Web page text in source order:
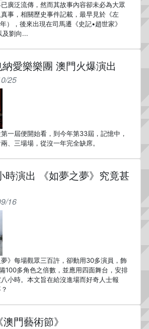
已廣泛流傳，然而其故事內容卻未必為大眾
事，相關歷史事件記載，最早見於《左
），後來出現在司馬遷《史記•趙世家》
及劉向...
愛樂樂團 澳門火爆演出
25
一屆便開始看，到今年第33屆，記憶中，
、三場場，從沒一年完全缺席。
時演出 《如夢之夢》究竟甚
16
》每場觀眾三百許，卻動用30多演員，飾
100多角色之倍數，並應用四面舞台，安排
小時。本文旨在給沒進場而好奇人士報
門藝術節》